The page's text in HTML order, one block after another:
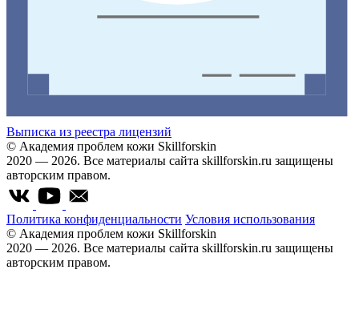
Выписка из реестра лицензий
© Академия проблем кожи Skillforskin
2020 — 2026. Все материалы сайта skillforskin.ru защищены
авторским правом.
Политика конфиденциальности Условия использования
© Академия проблем кожи Skillforskin
2020 — 2026. Все материалы сайта skillforskin.ru защищены
авторским правом.